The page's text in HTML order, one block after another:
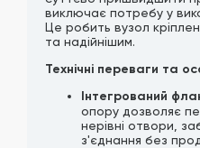
виключає потребу у
Це робить вузол
та надійнішим.
Технічні переваги та
Інтегрований
опору дозволяє
нерівні отвори,
з'єднання без